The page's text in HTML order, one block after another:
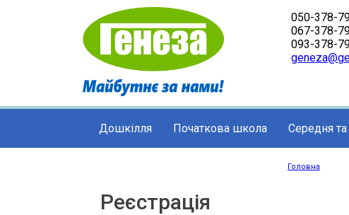
050-378-
067-378-
093-378-
Main
navigation
Дошкілля Початкова школа Середня
Головна
Реєстрація